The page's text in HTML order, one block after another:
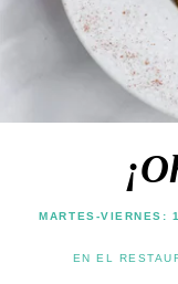
MARTES-
EN EL